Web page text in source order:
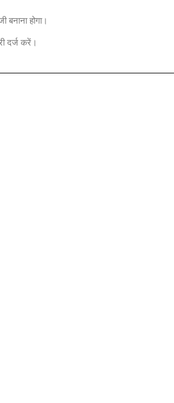
होगा।
दर्ज करें।